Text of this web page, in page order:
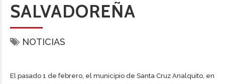
SALVADOREÑA
NOTICIAS
El pasado 1 de febrero, el municipio de Santa Cruz Analquito, en